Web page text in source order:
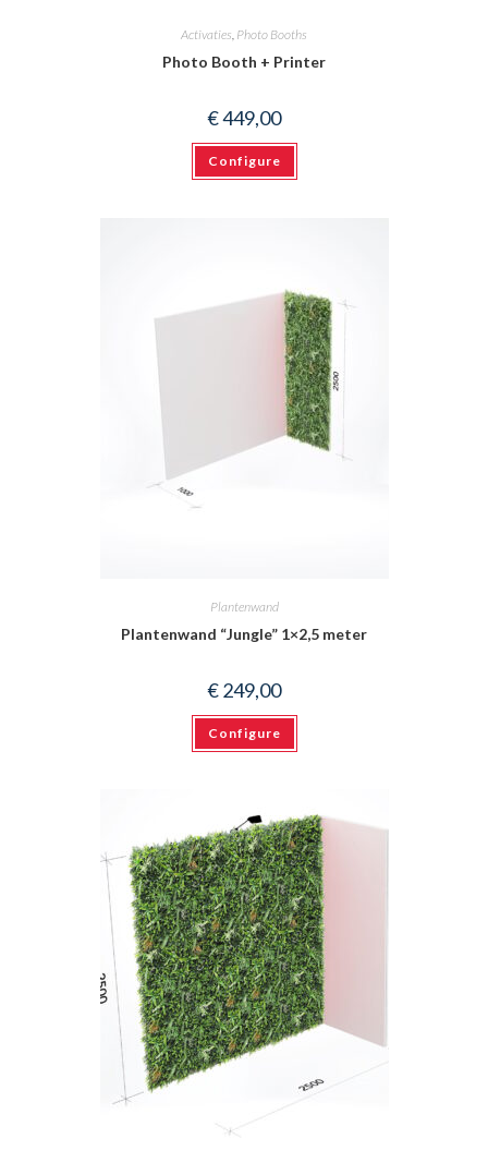
Activaties, Photo Booths
Photo Booth + Printer
€449,00
Configure
Plantenwand
Plantenwand “Jungle” 1×2,5 meter
€249,00
Configure